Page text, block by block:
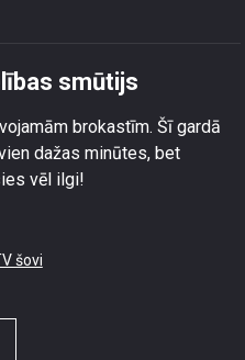
smūtijs
brokastīm. Šī gardā
dažas minūtes, bet
vēl ilgi!
šovi